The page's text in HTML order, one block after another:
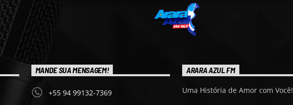
MANDE SUA MENSAGEM!
+55 94 99132-7369
ARARA AZUL FM
Uma História de Amor com Você!